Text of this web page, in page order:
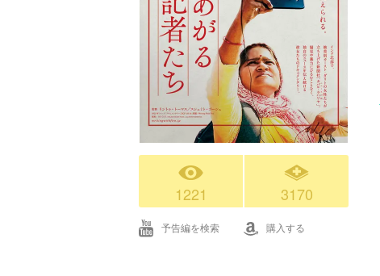
1221 3170
予告編を検索 購入する